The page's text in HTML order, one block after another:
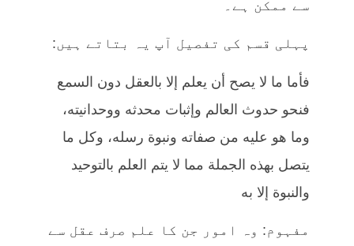
سے ممکن ہے۔
پہلی قسم کی تفصیل آپ یہ بتاتے ہیں:
فأما ما لا يصح أن يعلم إلا بالعقل دون السمع
فنحو حدوث العالم وإثبات محدثه ووحدانيته،
وما هو عليه من صفاته ونبوة رسله، وكل ما
يتصل بهذه الجملة مما لا يتم العلم بالتوحيد
والنبوة إلا به
مفہوم: وہ امور جن کا علم صرف عقل سے